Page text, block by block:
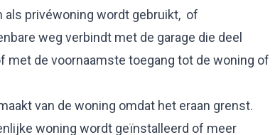
als privéwoning wordt gebruikt, of
weg verbindt met de garage die deel
met de voornaamste toegang tot de woning of
van de woning omdat het eraan grenst.
woning wordt geïnstalleerd of meer